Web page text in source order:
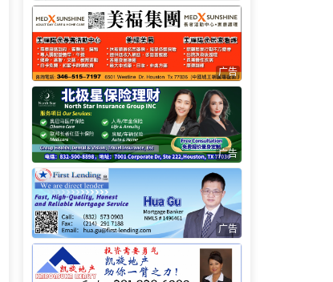
广告
广告
广告